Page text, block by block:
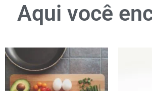
Aqui você